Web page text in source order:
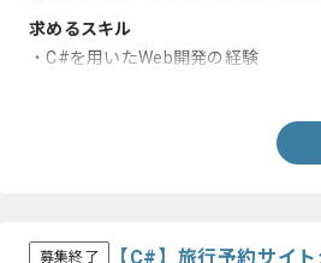
求めるスキル
・C#を用いたWeb開発の経験
募集終了 【C#】旅行予約サイ